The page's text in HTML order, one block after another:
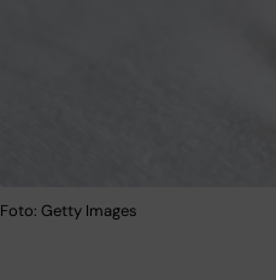
Foto: Getty Images